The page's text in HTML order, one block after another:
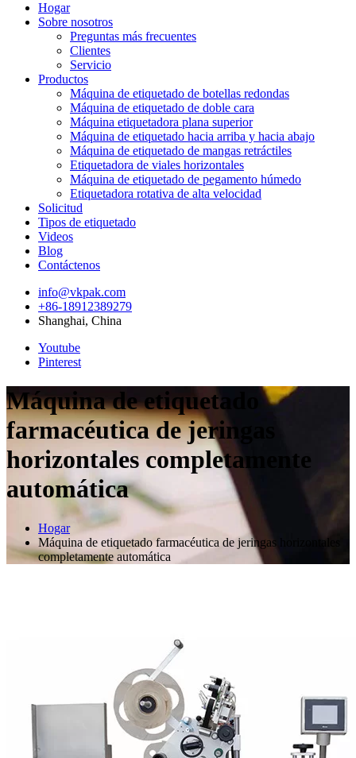
Hogar
Sobre nosotros
Preguntas más frecuentes
Clientes
Servicio
Productos
Máquina de etiquetado de botellas redondas
Máquina de etiquetado de doble cara
Máquina etiquetadora plana superior
Máquina de etiquetado hacia arriba y hacia abajo
Máquina de etiquetado de mangas retráctiles
Etiquetadora de viales horizontales
Máquina de etiquetado de pegamento húmedo
Etiquetadora rotativa de alta velocidad
Solicitud
Tipos de etiquetado
Videos
Blog
Contáctenos
info@vkpak.com
+86-18912389279
Shanghai, China
Youtube
Pinterest
Máquina de etiquetado
farmacéutica de jeringas
horizontales completamente
automática
Hogar
Máquina de etiquetado farmacéutica de jeringas horizontales
completamente automática